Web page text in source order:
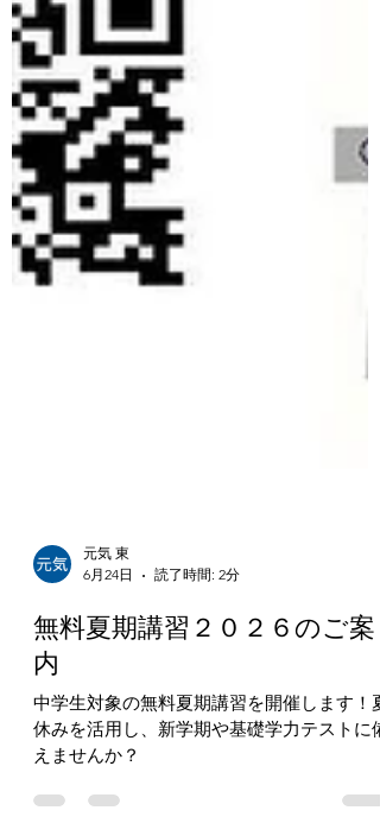
元気 東
6月24日
読了時間: 2分
無料夏期講習２０２６のご案
内